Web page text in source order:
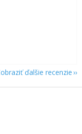
hviezdičiek.
ďalšie recenzie